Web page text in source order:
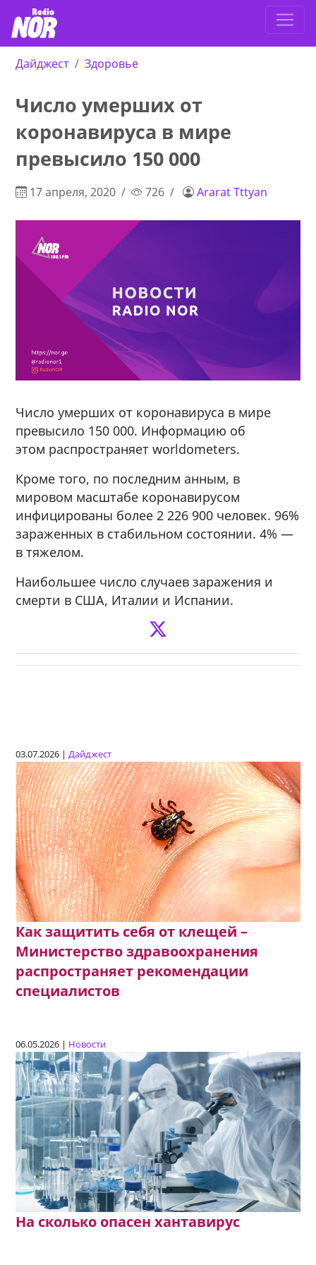
Дайджест Здоровье
Число умерших от
коронавируса в мире
превысило 150 000
17 апреля, 2020 726 Ararat Tttyan
Число умерших от коронавируса в мире
превысило 150 000. Информацию об
этом распространяет worldometers.
Кроме того, по последним анным, в
мировом масштабе коронавирусом
инфицированы более 2 226 900 человек. 96%
зараженных в стабильном состоянии. 4% —
в тяжелом.
Наибольшее число случаев заражения и
смерти в США, Италии и Испании.
03.07.2026 |Дайджест
Как защитить себя от клещей –
Министерство здравоохранения
распространяет рекомендации
специалистов
06.05.2026 | Новости
На сколько опасен хантавирус